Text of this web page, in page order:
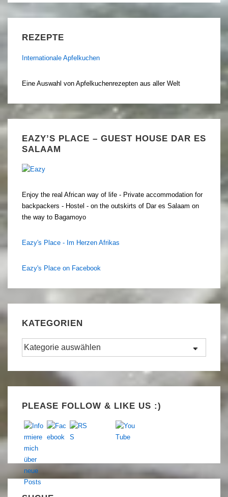
REZEPTE
Internationale Apfelkuchen
Eine Auswahl von Apfelkuchenrezepten aus aller Welt
EAZY’S PLACE – GUEST HOUSE DAR ES
SALAAM
Enjoy the real African way of life - Private accommodation for
backpackers - Hostel - on the outskirts of Dar es Salaam on
the way to Bagamoyo
Eazy's Place - Im Herzen Afrikas
Eazy's Place on Facebook
KATEGORIEN
Kategorien
PLEASE FOLLOW & LIKE US :)